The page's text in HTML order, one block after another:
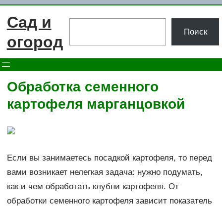
Перейти
Сад и
огород
Поиск
Обработка семенного
картофеля марганцовкой
Если вы занимаетесь посадкой картофеля, то перед
вами возникает нелегкая задача: нужно подумать,
как и чем обработать клубни картофеля. От
обработки семенного картофеля зависит показатель